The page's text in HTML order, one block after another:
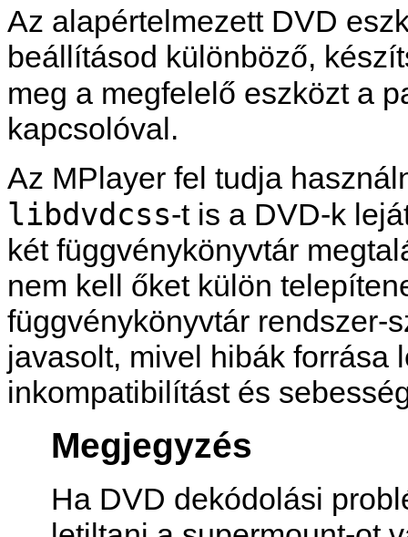
Az alapértelmezett DVD
beállításod különböző,
meg a megfelelő eszközt a
kapcsolóval.
Az MPlayer fel tudja
libdvdcss-t is a DVD-k
két függvénykönyvtár
nem kell őket külön
függvénykönyvtár rendszer-
javasolt, mivel hibák forrása
inkompatibilítást és
Megjegyzés
Ha DVD dekódolási